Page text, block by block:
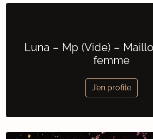
Luna – Mp (Vide) –
femme
J’en profite